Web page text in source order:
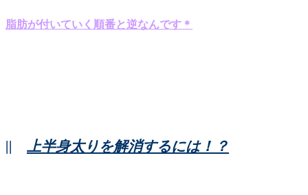
脂肪が付いていく順番と逆なんです＊
|| 上半身太りを解消するには！？